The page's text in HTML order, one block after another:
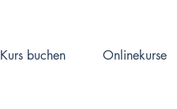
Kurs buchen Onlinekurse